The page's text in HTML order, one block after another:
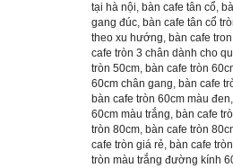
tại hà nội, bàn cafe tân cổ,
gang đúc, bàn cafe tân cổ
theo xu hướng, bàn cafe tron
cafe tròn 3 chân dành cho
tròn 50cm, bàn cafe tròn
60cm chân gang, bàn cafe
bàn cafe tròn 60cm màu đen,
60cm màu trắng, bàn cafe
tròn 80cm, bàn cafe tròn
cafe tròn giá rẻ, bàn cafe
tròn màu trắng đường kính